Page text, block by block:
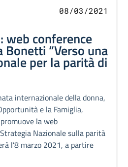
08/03/2021
conference
“Verso una
per la parità di
internazionale della donna,
e la Famiglia,
la web
Nazionale sulla parità
l’8 marzo 2021, a partire